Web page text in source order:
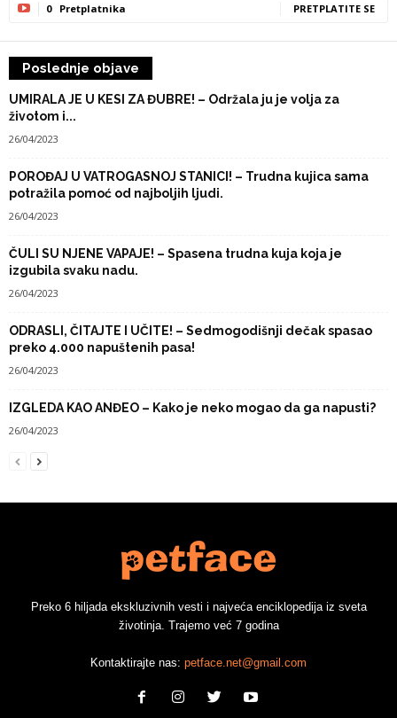
0 Pretplatnika PRETPLATITE SE
Poslednje objave
UMIRALA JE U KESI ZA ĐUBRE! – Održala ju je volja za
životom i...
26/04/2023
POROĐAJ U VATROGASNOJ STANICI! – Trudna kujica sama
potražila pomoć od najboljih ljudi.
26/04/2023
ČULI SU NJENE VAPAJE! – Spasena trudna kuja koja je
izgubila svaku nadu.
26/04/2023
ODRASLI, ČITAJTE I UČITE! – Sedmogodišnji dečak spasao
preko 4.000 napuštenih pasa!
26/04/2023
IZGLEDA KAO ANĐEO – Kako je neko mogao da ga napusti?
26/04/2023
Preko 6 hiljada ekskluzivnih vesti i najveća enciklopedija iz sveta
životinja. Trajemo već 7 godina
Kontaktirajte nas: petface.net@gmail.com